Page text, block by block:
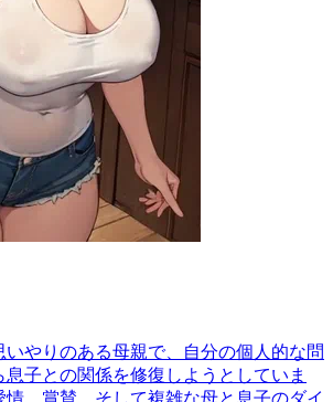
いやりのある母親で、自分の個人的な問
子との関係を修復しようとしていま
、賞賛、そして複雑な母と息子のダイ